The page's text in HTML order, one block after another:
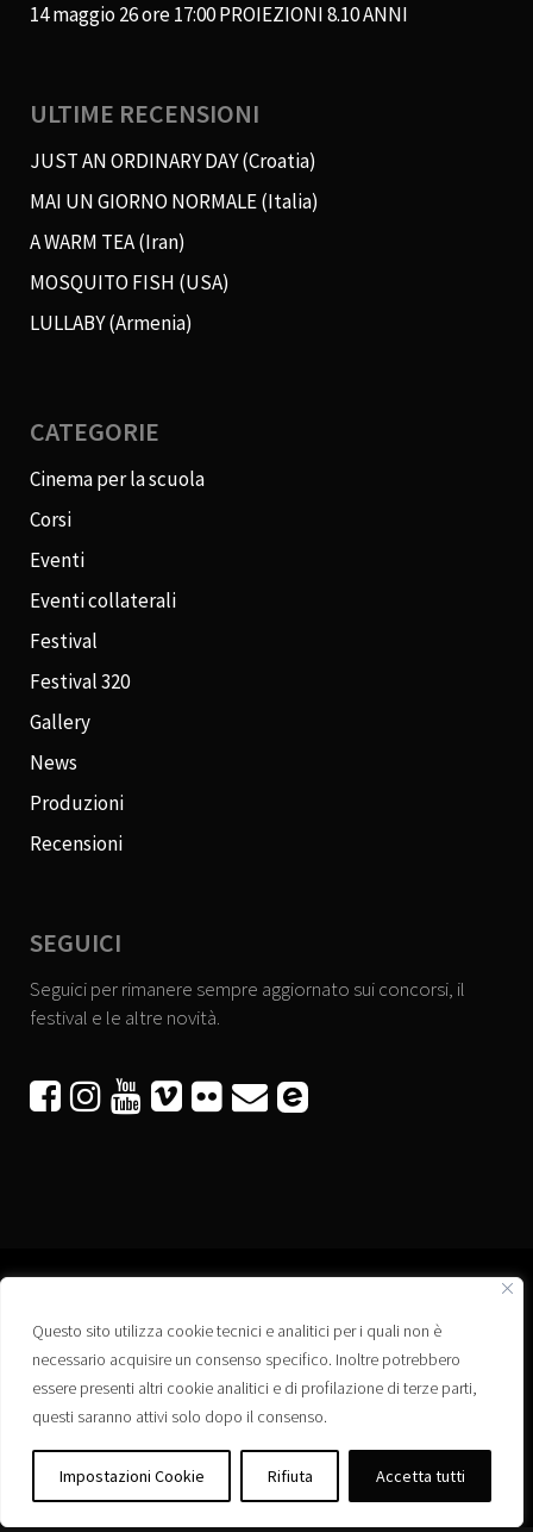
Questo sito utilizza cookie tecnici e analitici per i quali non è
necessario acquisire un consenso specifico. Inoltre potrebbero
essere presenti altri cookie analitici e di profilazione di terze parti,
questi saranno attivi solo dopo il consenso.
Impostazioni Cookie Rifiuta Accetta tutti
14 maggio 26 ore 17:00 PROIEZIONI 8.10 ANNI
ULTIME RECENSIONI
JUST AN ORDINARY DAY (Croatia)
MAI UN GIORNO NORMALE (Italia)
A WARM TEA (Iran)
MOSQUITO FISH (USA)
LULLABY (Armenia)
CATEGORIE
Cinema per la scuola
Corsi
Eventi
Eventi collaterali
Festival
Festival 320
Gallery
News
Produzioni
Recensioni
SEGUICI
Seguici per rimanere sempre aggiornato sui concorsi, il
festival e le altre novità.
     
Associazione “Corti a Ponte” APS
Via Wagner, 42 - 35020 Ponte San Nicolò (PD)
C.F. 92223660280
Privacy policy
Registro delle Associazioni di Promozione Sociale – Regione Veneto –
Iscrizione n. PS/PD0364
Albo delle Associazioni – Comune di Ponte San Nicolò – Iscrizione n. 77